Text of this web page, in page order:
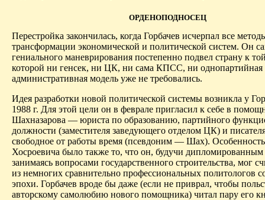
ОРДЕНОПОДНОСЕЦ
Перестройка закончилась, когда Горбачев исчерпал все
трансформации экономической и политической систем. Он
гениального маневрирования постепенно подвел страну к
которой ни генсек, ни ЦК, ни сама КПСС, ни однопартийная
административная модель уже не требовались.
Идея разработки новой политической системы возникла у
1988 г. Для этой цели он в феврале пригласил к себе в
Шахназарова — юриста по образованию, партийного
должности (заместителя заведующего отделом ЦК) и
свободное от работы время (псевдоним — Шах).
Хосроевича было также то, что он, будучи
занимаясь вопросами государственного строительства, мог
из немногих сравнительно профессиональных политологов
эпохи. Горбачев вроде бы даже (если не приврал, чтобы
авторскому самолюбию нового помощника) читал пару его